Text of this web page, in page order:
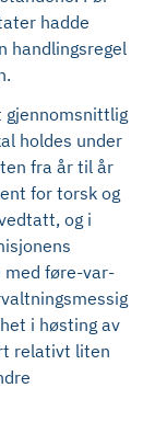
hadde
handlingsregel
gjennomsnittlig
holdes under
fra år til år
for torsk og
og i
med føre-var-
i høsting av
relativt liten